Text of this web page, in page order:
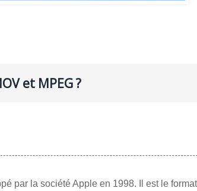
et MPEG ?
par la société Apple en 1998. Il est le